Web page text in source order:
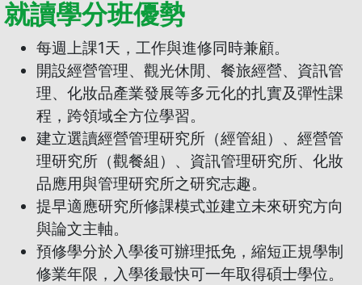
就讀學分班優勢
每週上課1天，工作與進修同時兼顧。
開設經營管理、觀光休閒、餐旅經營、資訊管
理、化妝品產業發展等多元化的扎實及彈性課
程，跨領域全方位學習。
建立選讀經營管理研究所（經管組）、經營管
理研究所（觀餐組）、資訊管理研究所、化妝
品應用與管理研究所之研究志趣。
提早適應研究所修課模式並建立未來研究方向
與論文主軸。
預修學分於入學後可辦理抵免，縮短正規學制
修業年限，入學後最快可一年取得碩士學位。